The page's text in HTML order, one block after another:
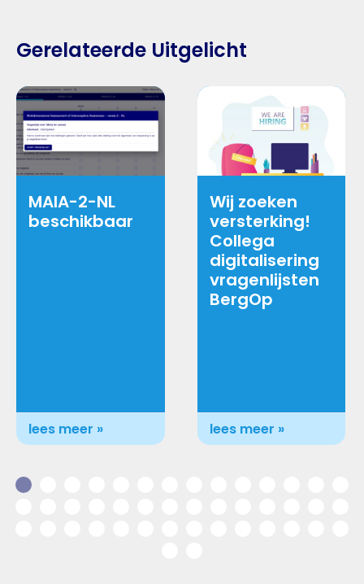
Gerelateerde Uitgelicht
MAIA-2-NL
beschikbaar
lees meer »
Wij zoeken
versterking!
Collega
digitalisering
vragenlijsten
BergOp
lees meer »